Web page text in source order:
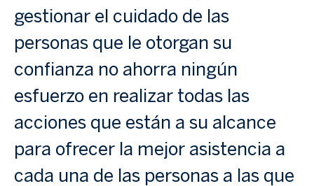
gestionar el cuidado de las
personas que le otorgan su
confianza no ahorra ningún
esfuerzo en realizar todas las
acciones que están a su alcance
para ofrecer la mejor asistencia a
cada una de las personas a las que